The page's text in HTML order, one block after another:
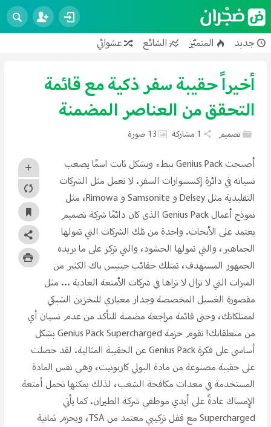
فنون تصوير تصميم عمارة
تطوير الذات
رياضة صحة حيوانات
عجائب
طرائف
إسلام أعمال علاقات
جديد المتميّز الشائع عشوائي
أخيراً حقيبة سفر ذكية مع قائمة
التحقق من العناصر المضمنة
تصميم 1 مشاركة 13 صورة
أصبحت Genius Pack ببطء وبشكل ثابت اسمًا يصعب
نسيانه في دائرة إكسسوارات السفر. لا تعمل مثل الشركات
التقليدية مثل Delsey و Samsonite و Rimowa، مثل
نموذج أعمال Genius Pack الذي كان دائمًا شركة تصميم
يعتمد على الأبحاث. واحدة من تلك الشركات التي تمولها
الجماهير، والتي تمولها الحشود، والتي تركز على ما يريده
الجمهور المستهدف، تمتلك حقائب جينيس باك الكثير من
الميزات التي لا تزال لا تراها في شركات الأمتعة العادية ... مثل
مقصورة الغسيل المخصصة وجدار معياري للتخزين الشبكي
لممتلكاتك، وحتى قائمة مراجعة مضمنة للتأكد من عدم نسيان أي
من متعلقاتك! تقوم حزمة Genius Pack Supercharged بشكل
أساسي على فكرة Genius Pack عن الحقيبة المثالية. لقد حصلت
على حقيبة مصنوعة من مادة البولي كاربونيت، وهي نفس المادة
المستخدمة في معدات مكافحة الشغب، لذلك يمكنها تحمل أمتعة
الإمساك عادةً على أيدي موظفي شركة الطيران. كما يأتي
Supercharged مع قفل تركيبي معتمد من TSA، ويحزم ثمانية